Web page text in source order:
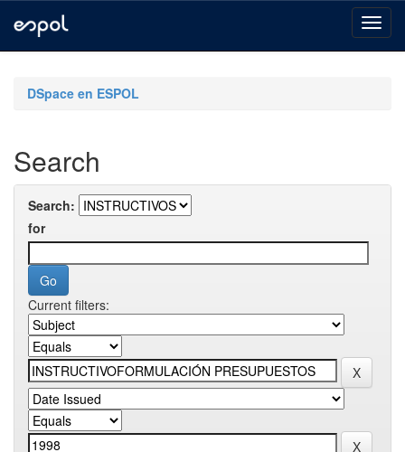
navigationDSpace en ESPOL
Search
Search:
for
Current filters: